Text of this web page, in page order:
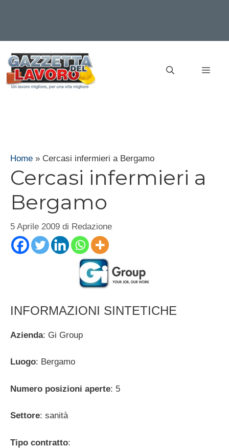
contenuto
Home » Cercasi infermieri a Bergamo
Cercasi infermieri a
Bergamo
5 Aprile 2009 di Redazione
INFORMAZIONI SINTETICHE
Azienda: Gi Group
Luogo: Bergamo
Numero posizioni aperte: 5
Settore: sanità
Tipo contratto: